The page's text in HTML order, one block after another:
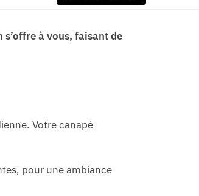
à vous, faisant de
Votre canapé
pour une ambiance